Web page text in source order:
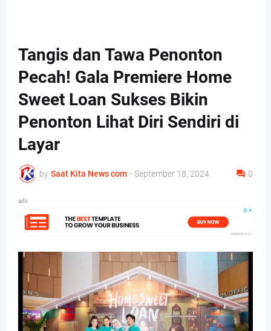
Tangis dan Tawa Penonton
Pecah! Gala Premiere Home
Sweet Loan Sukses Bikin
Penonton Lihat Diri Sendiri di
Layar
by Saat Kita News com - September 18, 2024 0
ads